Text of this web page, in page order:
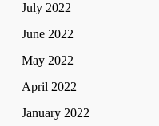
July 2022
June 2022
May 2022
April 2022
January 2022